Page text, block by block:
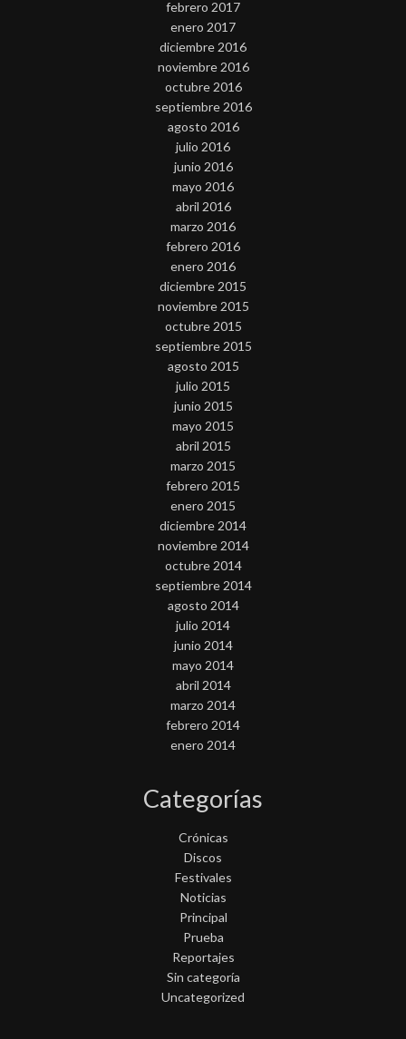
febrero 2017
enero 2017
diciembre 2016
noviembre 2016
octubre 2016
septiembre 2016
agosto 2016
julio 2016
junio 2016
mayo 2016
abril 2016
marzo 2016
febrero 2016
enero 2016
diciembre 2015
noviembre 2015
octubre 2015
septiembre 2015
agosto 2015
julio 2015
junio 2015
mayo 2015
abril 2015
marzo 2015
febrero 2015
enero 2015
diciembre 2014
noviembre 2014
octubre 2014
septiembre 2014
agosto 2014
julio 2014
junio 2014
mayo 2014
abril 2014
marzo 2014
febrero 2014
enero 2014
Categorías
Crónicas
Discos
Festivales
Noticias
Principal
Prueba
Reportajes
Sin categoría
Uncategorized